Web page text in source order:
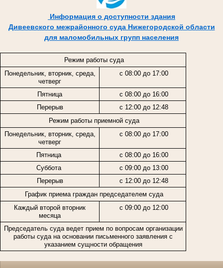
Информация о доступности здания
Дивеевского межрайонного суда Нижегородской области
для маломобильных групп населения
Режим работы суда
Понедельник, вторник, среда,
четверг
с 08:00 до 17:00
Пятница
с 08:00 до 16:00
Перерыв
с 12:00 до 12:48
Режим работы приемной суда
Понедельник, вторник, среда,
четверг
с 08:00 до 17:00
Пятница
с 08:00 до 16:00
Суббота
с 09:00 до 13:00
Перерыв
с 12:00 до 12:48
График приема граждан председателем суда
Каждый второй вторник
месяца
с 09:00 до 12:00
Председатель суда ведет прием по вопросам организации
работы суда на основании письменного заявления с
указанием сущности обращения